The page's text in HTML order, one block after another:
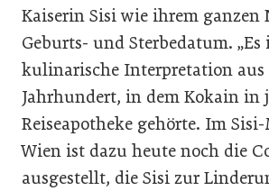
Kaiserin Sisi wie ihrem ganzen
Geburts- und Sterbedatum. „Es
kulinarische Interpretation aus
Jahrhundert, in dem Kokain in
Reiseapotheke gehörte. Im
Wien ist dazu heute noch die
ausgestellt, die Sisi zur